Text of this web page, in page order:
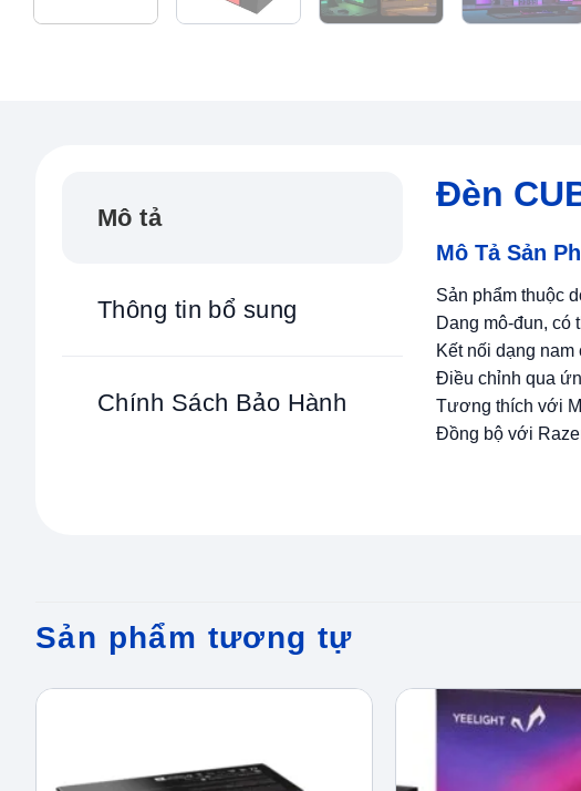
Mô tả
Thông tin bổ sung
Chính Sách Bảo Hành
Đèn
Mô Tả Sản
Sản phẩm thuộc
Dang mô-đun, có
Kết nối dạng
Điều chỉnh qua
Tương thích với
Đồng bộ với
Sản phẩm tương tự